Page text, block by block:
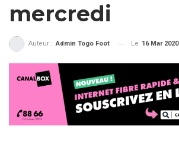
mercredi
Auteur : Admin Togo Foot Le 16 Mar 2020